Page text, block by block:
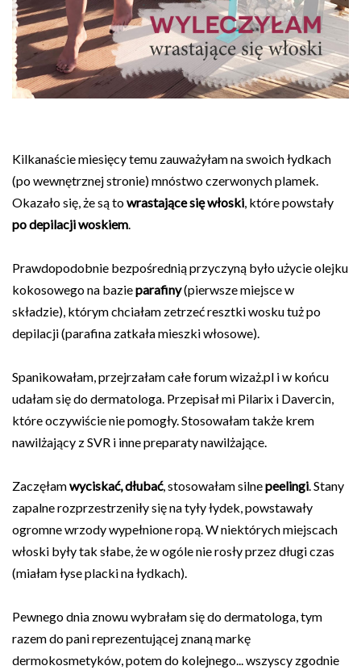
Kilkanaście miesięcy temu zauważyłam na swoich łydkach
(po wewnętrznej stronie) mnóstwo czerwonych plamek.
Okazało się, że są towrastające się włoski, które powstały
po depilacji woskiem.
Prawdopodobnie bezpośrednią przyczyną było użycie olejku
kokosowego na bazieparafiny(pierwsze miejsce w
składzie), którym chciałam zetrzeć resztki wosku tuż po
depilacji (parafina zatkała mieszki włosowe).
Spanikowałam, przejrzałam całe forum wizaż.pl i w końcu
udałam się do dermatologa. Przepisał mi Pilarix i Davercin,
które oczywiście nie pomogły. Stosowałam także krem
nawilżający z SVR i inne preparaty nawilżające.
Zaczęłamwyciskać, dłubać, stosowałam silnepeelingi. Stany
zapalne rozprzestrzeniły się na tyły łydek, powstawały
ogromne wrzody wypełnione ropą. W niektórych miejscach
włoski były tak słabe, że w ogóle nie rosły przez długi czas
(miałam łyse placki na łydkach).
Pewnego dnia znowu wybrałam się do dermatologa, tym
razem do pani reprezentującej znaną markę
dermokosmetyków, potem do kolejnego... wszyscy zgodnie